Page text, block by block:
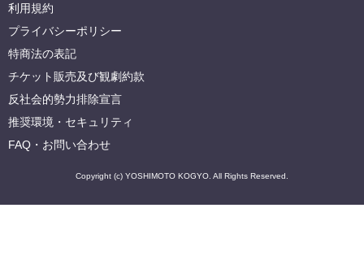
利用規約
プライバシーポリシー
特商法の表記
チケット販売及び観劇約款
反社会的勢力排除宣言
推奨環境・セキュリティ
FAQ・お問い合わせ
Copyright (c) YOSHIMOTO KOGYO. All Rights Reserved.